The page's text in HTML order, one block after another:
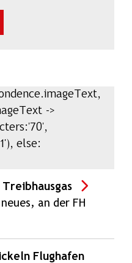
ansehen
an der FH
Flughafen